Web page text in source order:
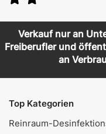
Verkauf nur an
Freiberufler und
an
Top Kategorien
Reinraum-